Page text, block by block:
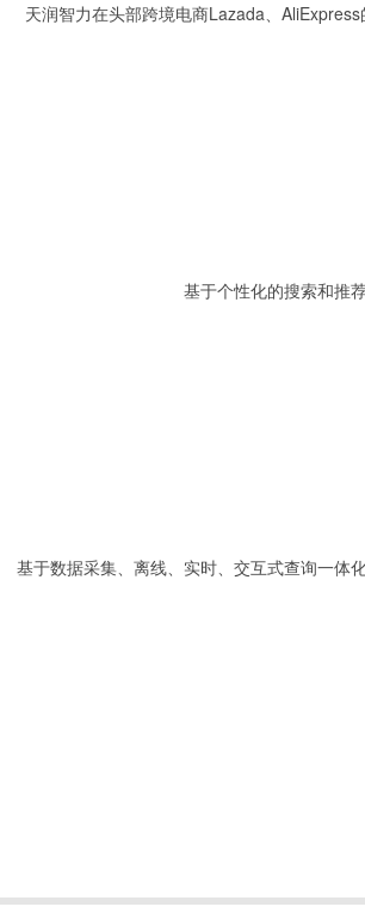
天润智力在头部跨境电商Lazada、
基于个性化的搜索和推
基于数据采集、离线、实时、交互式查询一体